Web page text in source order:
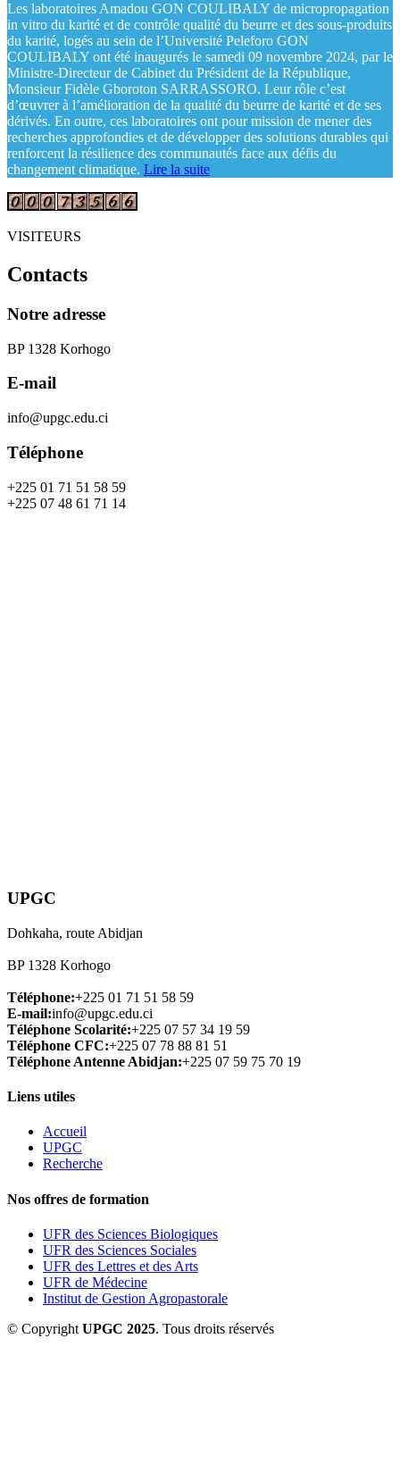
Les laboratoires Amadou GON COULIBALY de micropropagation
in vitro du karité et de contrôle qualité du beurre et des sous-produits
du karité, logés au sein de l’Université Peleforo GON
COULIBALY ont été inaugurés le samedi 09 novembre 2024, par le
Ministre-Directeur de Cabinet du Président de la République,
Monsieur Fidèle Gboroton SARRASSORO. Leur rôle c’est
d’œuvrer à l’amélioration de la qualité du beurre de karité et de ses
dérivés. En outre, ces laboratoires ont pour mission de mener des
recherches approfondies et de développer des solutions durables qui
renforcent la résilience des communautés face aux défis du
changement climatique. Lire la suite
VISITEURS
Contacts
Notre adresse
BP 1328 Korhogo
E-mail
info@upgc.edu.ci
Téléphone
+225 01 71 51 58 59
+225 07 48 61 71 14
UPGC
Dohkaha, route Abidjan
BP 1328 Korhogo
Téléphone:+225 01 71 51 58 59
E-mail:info@upgc.edu.ci
Téléphone Scolarité:+225 07 57 34 19 59
Téléphone CFC:+225 07 78 88 81 51
Téléphone Antenne Abidjan:+225 07 59 75 70 19
Liens utiles
Accueil
UPGC
Recherche
Nos offres de formation
UFR des Sciences Biologiques
UFR des Sciences Sociales
UFR des Lettres et des Arts
UFR de Médecine
Institut de Gestion Agropastorale
© Copyright UPGC 2025. Tous droits réservés